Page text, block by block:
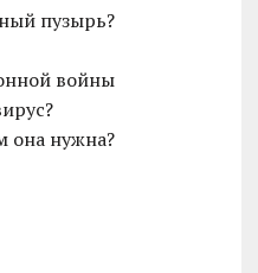
пузырь?
войны
она нужна?